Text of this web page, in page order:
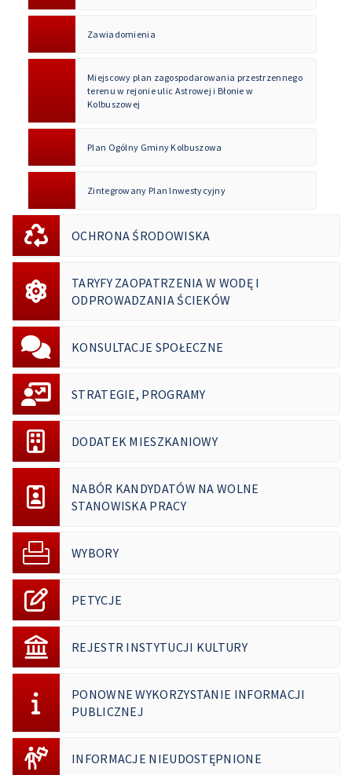
Zawiadomienia
Miejscowy plan zagospodarowania przestrzennego
terenu w rejonie ulic Astrowej i Błonie w
Kolbuszowej
Plan Ogólny Gminy Kolbuszowa
Zintegrowany Plan Inwestycyjny
OCHRONA ŚRODOWISKA
TARYFY ZAOPATRZENIA W WODĘ I
ODPROWADZANIA ŚCIEKÓW
KONSULTACJE SPOŁECZNE
STRATEGIE, PROGRAMY
DODATEK MIESZKANIOWY
NABÓR KANDYDATÓW NA WOLNE
STANOWISKA PRACY
WYBORY
PETYCJE
REJESTR INSTYTUCJI KULTURY
PONOWNE WYKORZYSTANIE INFORMACJI
PUBLICZNEJ
INFORMACJE NIEUDOSTĘPNIONE